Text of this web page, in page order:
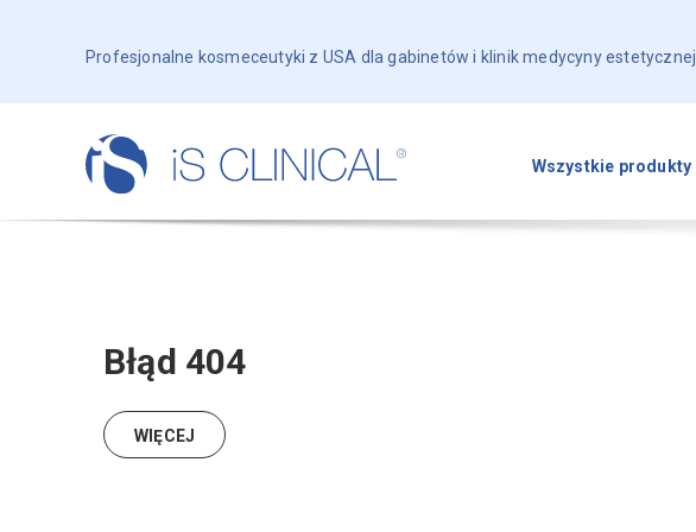
Profesjonalne kosmeceutyki z USA dla gabinetów i klinik medycyny estetycznej
Wszystkie produkty
Błąd 404
WIĘCEJ